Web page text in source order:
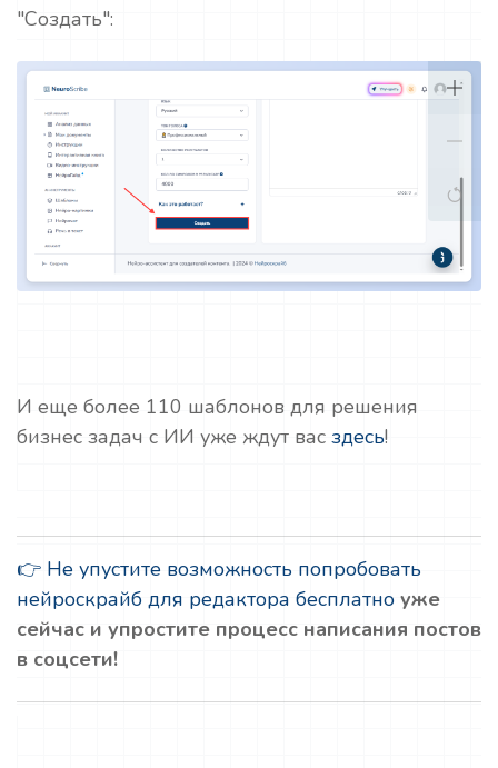
"Создать":
И еще более 110 шаблонов для решения
бизнес задач с ИИ уже ждут вас здесь!
👉 Не упустите возможность попробовать
нейроскрайб для редактора бесплатно уже
сейчас и упростите процесс написания постов
в соцсети!